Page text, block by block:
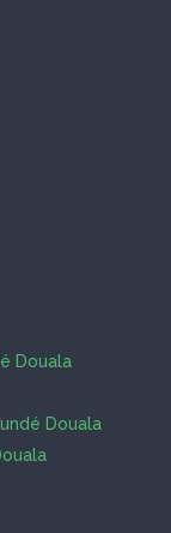
Douala
Douala